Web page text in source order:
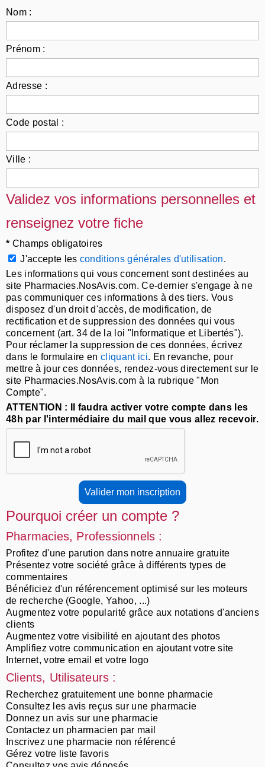
Nom :
Prénom :
Adresse :
Code postal :
Ville :
Validez vos informations personnelles et
renseignez votre fiche
* Champs obligatoires
J'accepte les conditions générales d'utilisation.
Les informations qui vous concernent sont destinées au
site Pharmacies.NosAvis.com. Ce-dernier s'engage à ne
pas communiquer ces informations à des tiers. Vous
disposez d'un droit d'accès, de modification, de
rectification et de suppression des données qui vous
concernent (art. 34 de la loi "Informatique et Libertés").
Pour réclamer la suppression de ces données, écrivez
dans le formulaire encliquant ici. En revanche, pour
mettre à jour ces données, rendez-vous directement sur le
site Pharmacies.NosAvis.com à la rubrique "Mon
Compte".
ATTENTION : Il faudra activer votre compte dans les
48h par l'intermédiaire du mail que vous allez recevoir.
Pourquoi créer un compte ?
Pharmacies, Professionnels :
Profitez d'une parution dans notre annuaire gratuite
Présentez votre société grâce à différents types de
commentaires
Bénéficiez d'un référencement optimisé sur les moteurs
de recherche (Google, Yahoo, ...)
Augmentez votre popularité grâce aux notations d'anciens
clients
Augmentez votre visibilité en ajoutant des photos
Amplifiez votre communication en ajoutant votre site
Internet, votre email et votre logo
Clients, Utilisateurs :
Recherchez gratuitement une bonne pharmacie
Consultez les avis reçus sur une pharmacie
Donnez un avis sur une pharmacie
Contactez un pharmacien par mail
Inscrivez une pharmacie non référencé
Gérez votre liste favoris